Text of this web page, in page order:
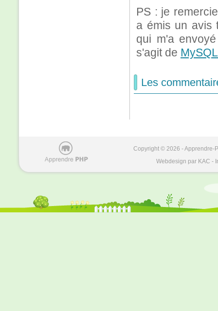
PS : je
a émis un avis
qui m'a
s'agit de
Les
Copyright © 2026 - Apprendre-
Webdesign par KAC -